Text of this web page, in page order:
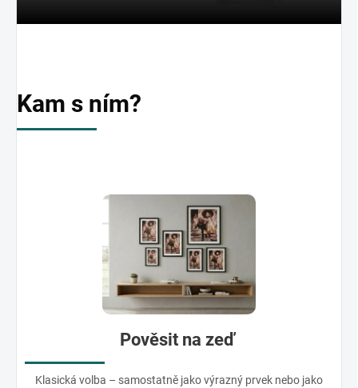
Kam s ním?
Pověsit na zeď
Klasická volba – samostatně jako výrazný prvek nebo jako